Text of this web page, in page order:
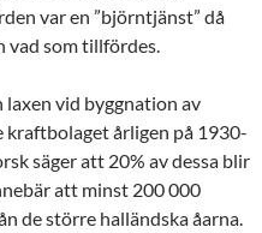
var en ”björntjänst” då
vad som tillfördes.
laxen vid byggnation av
kraftbolaget årligen på 1930-
säger att 20% av dessa blir
att minst 200 000
de större halländska åarna.